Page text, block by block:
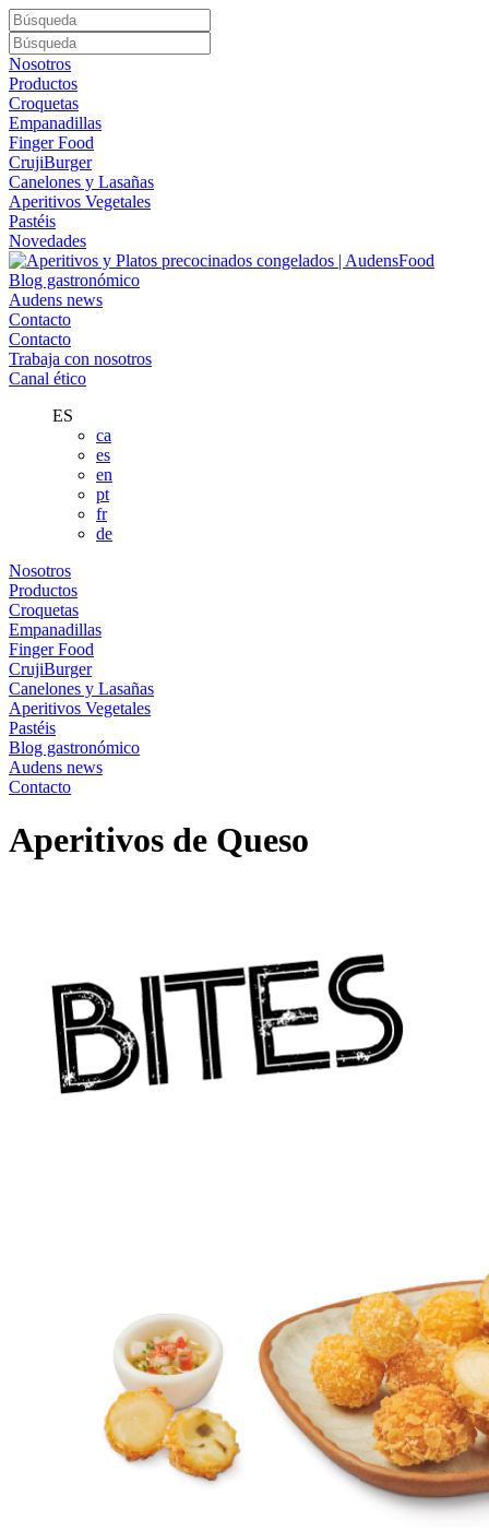
Nosotros
Productos
Croquetas
Empanadillas
Finger Food
CrujiBurger
Canelones y Lasañas
Aperitivos Vegetales
Pastéis
Novedades
Blog gastronómico
Audens news
Contacto
Contacto
Trabaja con nosotros
Canal ético
ES
ca
es
en
pt
fr
de
Nosotros
Productos
Croquetas
Empanadillas
Finger Food
CrujiBurger
Canelones y Lasañas
Aperitivos Vegetales
Pastéis
Blog gastronómico
Audens news
Contacto
Aperitivos de Queso